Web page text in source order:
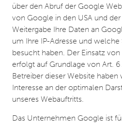
über den Abruf der Google
von Google in den USA und
Weitergabe Ihre Daten an
um Ihre IP-Adresse und welche
besucht haben. Der Einsatz
erfolgt auf Grundlage von Art. 6
Betreiber dieser Website haben
Interesse an der optimalen
unseres Webauftritts.
Das Unternehmen Google ist